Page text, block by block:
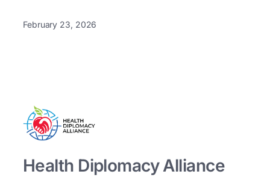
February 23, 2026
Health Diplomacy Alliance